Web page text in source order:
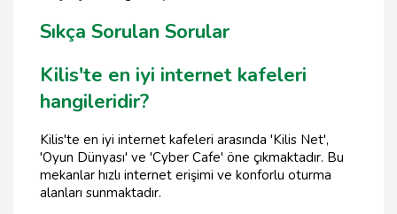
Sıkça Sorulan Sorular
Kilis'te en iyi internet kafeleri
hangileridir?
Kilis'te en iyi internet kafeleri arasında 'Kilis Net',
'Oyun Dünyası' ve 'Cyber Cafe' öne çıkmaktadır. Bu
mekanlar hızlı internet erişimi ve konforlu oturma
alanları sunmaktadır.